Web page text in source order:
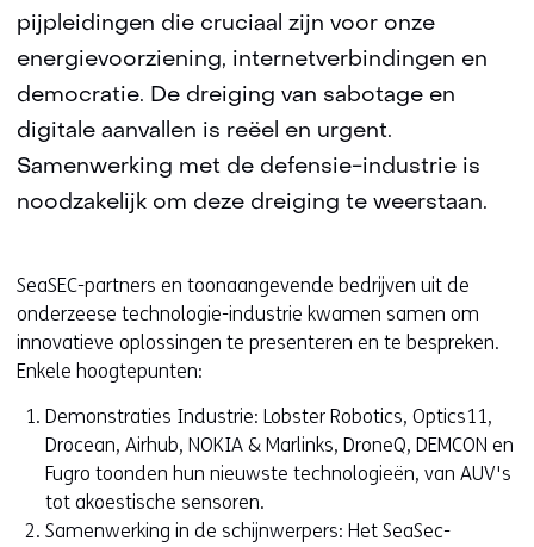
pijpleidingen die cruciaal zijn voor onze
energievoorziening, internetverbindingen en
democratie. De dreiging van sabotage en
digitale aanvallen is reëel en urgent.
Samenwerking met de defensie-industrie is
noodzakelijk om deze dreiging te weerstaan.
SeaSEC-partners en toonaangevende bedrijven uit de
onderzeese technologie-industrie kwamen samen om
innovatieve oplossingen te presenteren en te bespreken.
Enkele hoogtepunten:
Demonstraties Industrie: Lobster Robotics, Optics11,
Drocean, Airhub, NOKIA & Marlinks, DroneQ, DEMCON en
Fugro toonden hun nieuwste technologieën, van AUV's
tot akoestische sensoren.
Samenwerking in de schijnwerpers: Het SeaSec-